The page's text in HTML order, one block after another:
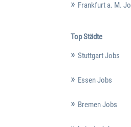
Frankfurt a. M.
Top Städte
Stuttgart Jobs
Essen Jobs
Bremen Jobs